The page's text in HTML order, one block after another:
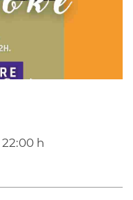
22:00 h